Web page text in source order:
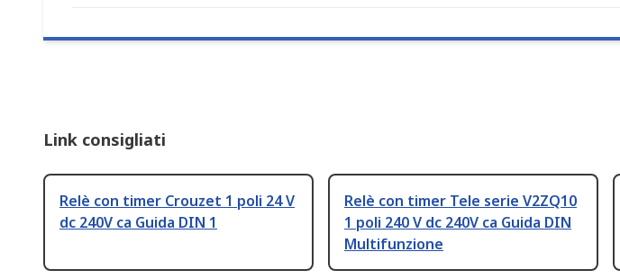
Link consigliati
Relè con timer Crouzet 1 poli 24 V
dc 240V ca Guida DIN 1
Relè con timer Tele serie V2ZQ10
1 poli 240 V dc 240V ca Guida DIN
Multifunzione